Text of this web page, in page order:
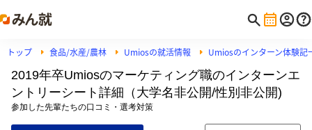
トップ 食品/水産/農林 Umiosの就活情報 Umiosのインターン体験記
2019年卒Umiosのマーケティング職のインターンエ
ントリーシート詳細（大学名非公開/性別非公開)
参加した先輩たちの口コミ・選考対策